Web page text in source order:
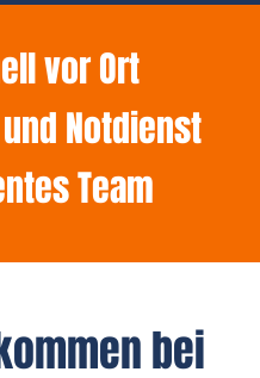
vor Ort
Notdienst
Team
bei